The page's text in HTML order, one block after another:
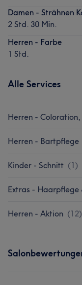
Damen - Strähnen
2 Std. 30 Min.
Herren - Farbe
1 Std.
Alle Services
Herren -
Herren - Bartpflege
Kinder - Schnitt (1)
Extras - Haarpflege
Herren - Aktion (12)